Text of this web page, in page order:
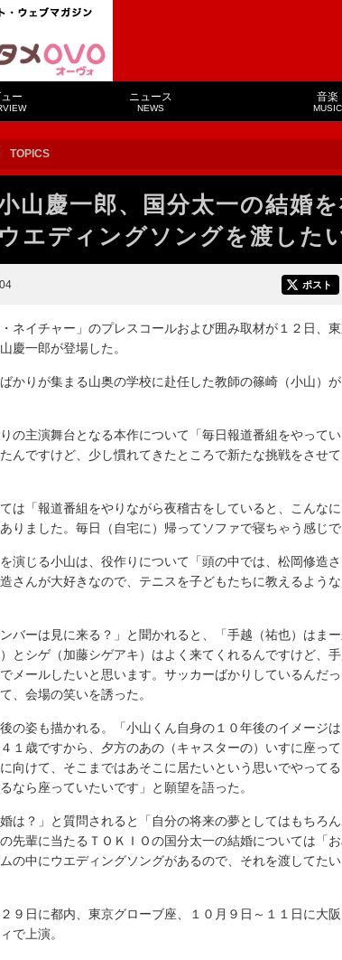
ー ニュース
NEWS
音楽
MUSIC
TOPICS
山慶一郎、国分太一の結婚
エディングソングを渡した
ポスト
ネイチャー」のプレスコールおよび囲み取材が１２日、
慶一郎が登場した。
かりが集まる山奥の学校に赴任した教師の篠崎（小山）
の主演舞台となる本作について「毎日報道番組をやって
んですけど、少し慣れてきたところで新たな挑戦をさせ
は「報道番組をやりながら夜稽古をしていると、こんな
りました。毎日（自宅に）帰ってソファで寝ちゃう感じで
演じる小山は、役作りについて「頭の中では、松岡修造
さんが大好きなので、テニスを子どもたちに教えるよう
バーは見に来る？」と聞かれると、「手越（祐也）はま
とシゲ（加藤シゲアキ）はよく来てくれるんですけど、
メールしたいと思います。サッカーばかりしているんだ
、会場の笑いを誘った。
の姿も描かれる。「小山くん自身の１０年後のイメージは
４１歳ですから、夕方のあの（キャスターの）いすに座っ
向けて、そこまではあそこに居たいという思いでやって
なら座っていたいです」と願望を語った。
は？」と質問されると「自分の将来の夢としてはもちろん
先輩に当たるＴＯＫＩＯの国分太一の結婚については「お
の中にウエディングソングがあるので、それを渡してた
９日に都内、東京グローブ座、１０月９日～１１日に大
で上演。